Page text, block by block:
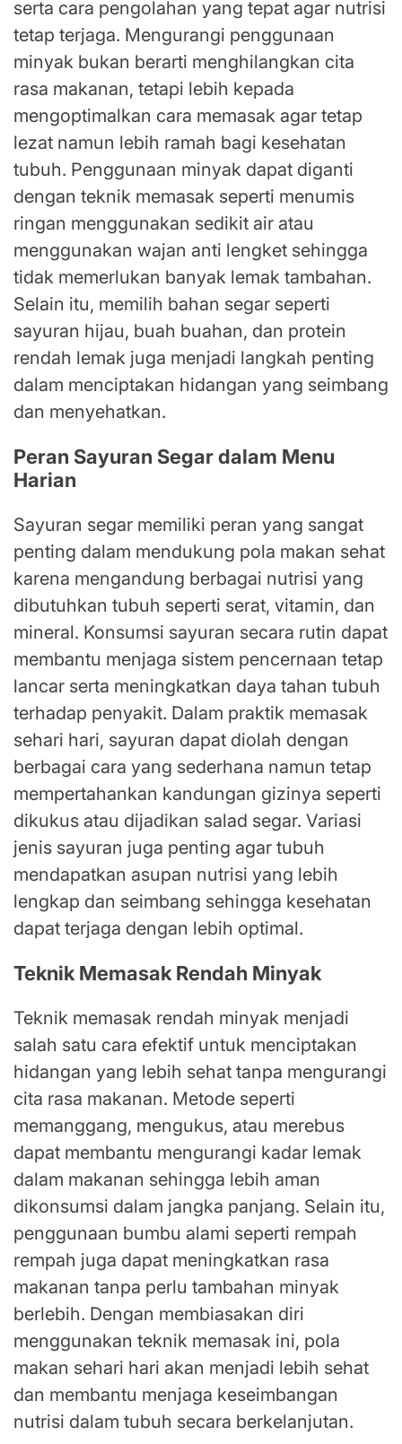
serta cara pengolahan yang tepat agar nutrisi
tetap terjaga. Mengurangi penggunaan
minyak bukan berarti menghilangkan cita
rasa makanan, tetapi lebih kepada
mengoptimalkan cara memasak agar tetap
lezat namun lebih ramah bagi kesehatan
tubuh. Penggunaan minyak dapat diganti
dengan teknik memasak seperti menumis
ringan menggunakan sedikit air atau
menggunakan wajan anti lengket sehingga
tidak memerlukan banyak lemak tambahan.
Selain itu, memilih bahan segar seperti
sayuran hijau, buah buahan, dan protein
rendah lemak juga menjadi langkah penting
dalam menciptakan hidangan yang seimbang
dan menyehatkan.
Peran Sayuran Segar dalam Menu
Harian
Sayuran segar memiliki peran yang sangat
penting dalam mendukung pola makan sehat
karena mengandung berbagai nutrisi yang
dibutuhkan tubuh seperti serat, vitamin, dan
mineral. Konsumsi sayuran secara rutin dapat
membantu menjaga sistem pencernaan tetap
lancar serta meningkatkan daya tahan tubuh
terhadap penyakit. Dalam praktik memasak
sehari hari, sayuran dapat diolah dengan
berbagai cara yang sederhana namun tetap
mempertahankan kandungan gizinya seperti
dikukus atau dijadikan salad segar. Variasi
jenis sayuran juga penting agar tubuh
mendapatkan asupan nutrisi yang lebih
lengkap dan seimbang sehingga kesehatan
dapat terjaga dengan lebih optimal.
Teknik Memasak Rendah Minyak
Teknik memasak rendah minyak menjadi
salah satu cara efektif untuk menciptakan
hidangan yang lebih sehat tanpa mengurangi
cita rasa makanan. Metode seperti
memanggang, mengukus, atau merebus
dapat membantu mengurangi kadar lemak
dalam makanan sehingga lebih aman
dikonsumsi dalam jangka panjang. Selain itu,
penggunaan bumbu alami seperti rempah
rempah juga dapat meningkatkan rasa
makanan tanpa perlu tambahan minyak
berlebih. Dengan membiasakan diri
menggunakan teknik memasak ini, pola
makan sehari hari akan menjadi lebih sehat
dan membantu menjaga keseimbangan
nutrisi dalam tubuh secara berkelanjutan.